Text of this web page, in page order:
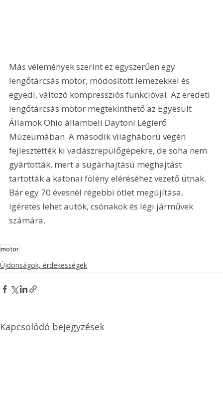
Más vélemények szerint ez egyszerűen egy
lengőtárcsás motor, módosított lemezekkel és
egyedi, változó kompressziós funkcióval. Az eredeti
lengőtárcsás motor megtekinthető az Egyesült
Államok Ohio állambeli Daytoni Légierő
Múzeumában. A második világháború végén
fejlesztették ki vadászrepülőgépekre, de soha nem
gyártották, mert a sugárhajtású meghajtást
tartották a katonai fölény eléréséhez vezető útnak.
Bár egy 70 évesnél régebbi ötlet megújítása,
ígéretes lehet autók, csónakok és légi járművek
számára.
motor
Újdonságok, érdekességek
Kapcsolódó bejegyzések